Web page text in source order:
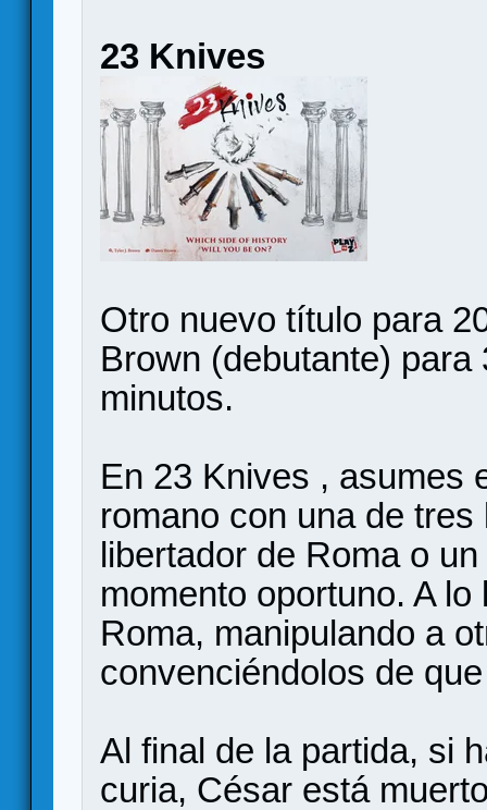
23 Knives
Otro nuevo título para
Brown (debutante)
minutos.
En 23 Knives , asumes
romano con una de
libertador de Roma o
momento oportuno. A
Roma, manipulando a
convenciéndolos de
Al final de la partida, si
curia, César está